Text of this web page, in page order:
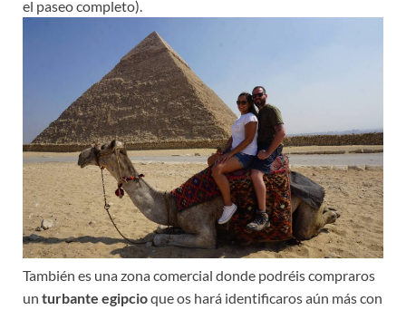
el paseo completo).
También es una zona comercial donde podréis compraros
un turbante egipcioque os hará identificaros aún más con